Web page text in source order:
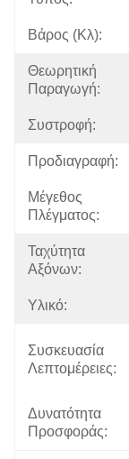
Βάρος (κλ):
Θεωρητική
Παραγωγή:
Συστροφή:
Προδιαγραφή:
Μέγεθος
Πλέγματος:
Ταχύτητα
Αξόνων:
Υλικό:
Συσκευασία
Λεπτομέρειες:
Δυνατότητα
Προσφοράς: